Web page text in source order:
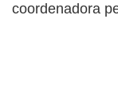
coordenadora